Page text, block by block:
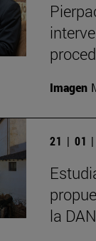
Imagen
21 | 01
la